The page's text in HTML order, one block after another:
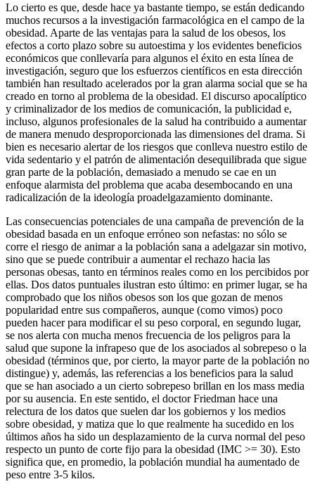
Lo cierto es que, desde hace ya bastante tiempo, se están dedicando
muchos recursos a la investigación farmacológica en el campo de la
obesidad. Aparte de las ventajas para la salud de los obesos, los
efectos a corto plazo sobre su autoestima y los evidentes beneficios
económicos que conllevaría para algunos el éxito en esta línea de
investigación, seguro que los esfuerzos científicos en esta dirección
también han resultado acelerados por la gran alarma social que se ha
creado en torno al problema de la obesidad. El discurso apocalíptico
y criminalizador de los medios de comunicación, la publicidad e,
incluso, algunos profesionales de la salud ha contribuido a aumentar
de manera menudo desproporcionada las dimensiones del drama. Si
bien es necesario alertar de los riesgos que conlleva nuestro estilo de
vida sedentario y el patrón de alimentación desequilibrada que sigue
gran parte de la población, demasiado a menudo se cae en un
enfoque alarmista del problema que acaba desembocando en una
radicalización de la ideología proadelgazamiento dominante.
Las consecuencias potenciales de una campaña de prevención de la
obesidad basada en un enfoque erróneo son nefastas: no sólo se
corre el riesgo de animar a la población sana a adelgazar sin motivo,
sino que se puede contribuir a aumentar el rechazo hacia las
personas obesas, tanto en términos reales como en los percibidos por
ellas. Dos datos puntuales ilustran esto último: en primer lugar, se ha
comprobado que los niños obesos son los que gozan de menos
popularidad entre sus compañeros, aunque (como vimos) poco
pueden hacer para modificar el su peso corporal, en segundo lugar,
se nos alerta con mucha menos frecuencia de los peligros para la
salud que supone la infrapeso que de los asociados al sobrepeso o la
obesidad (términos que, por cierto, la mayor parte de la población no
distingue) y, además, las referencias a los beneficios para la salud
que se han asociado a un cierto sobrepeso brillan en los mass media
por su ausencia. En este sentido, el doctor Friedman hace una
relectura de los datos que suelen dar los gobiernos y los medios
sobre obesidad, y matiza que lo que realmente ha sucedido en los
últimos años ha sido un desplazamiento de la curva normal del peso
respecto un punto de corte fijo para la obesidad (IMC >= 30). Esto
significa que, en promedio, la población mundial ha aumentado de
peso entre 3-5 kilos.